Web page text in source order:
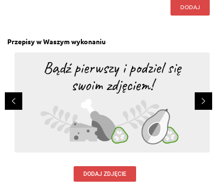
DODAJ
Przepisy w Waszym wykonaniu
DODAJ ZDJĘCIE